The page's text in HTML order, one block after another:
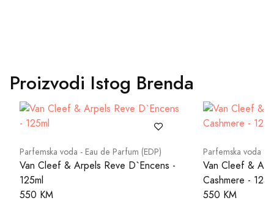
Proizvodi Istog Brenda
Parfemska voda - Eau de Parfum (EDP)
Van Cleef & Arpels Reve D`Encens -
125ml
550 KM
Parfemska voda -
Van Cleef &
Cashmere -
550 KM